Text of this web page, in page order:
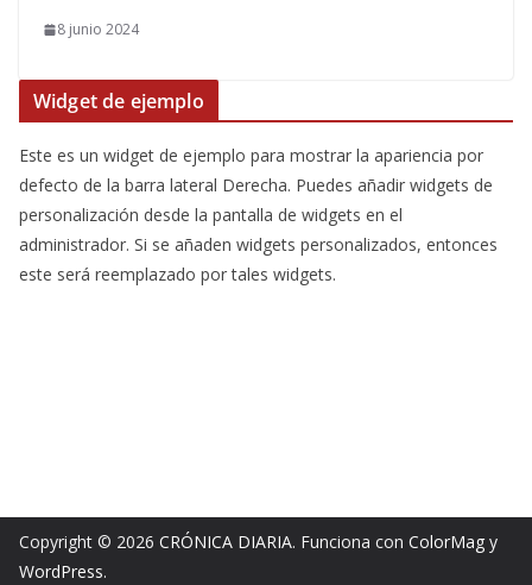
8 junio 2024
Widget de ejemplo
Este es un widget de ejemplo para mostrar la apariencia por
defecto de la barra lateral Derecha. Puedes añadir widgets de
personalización desde la pantalla de widgets en el
administrador. Si se añaden widgets personalizados, entonces
este será reemplazado por tales widgets.
Copyright © 2026 CRÓNICA DIARIA. Funciona con ColorMag y
WordPress.